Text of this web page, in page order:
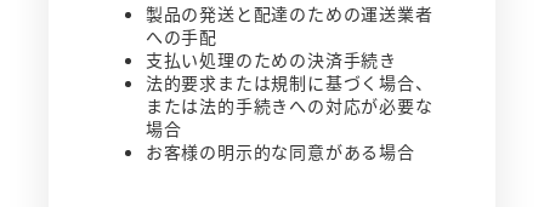
製品の発送と配達のための運送業者
への手配
支払い処理のための決済手続き
法的要求または規制に基づく場合、
または法的手続きへの対応が必要な
場合
お客様の明示的な同意がある場合